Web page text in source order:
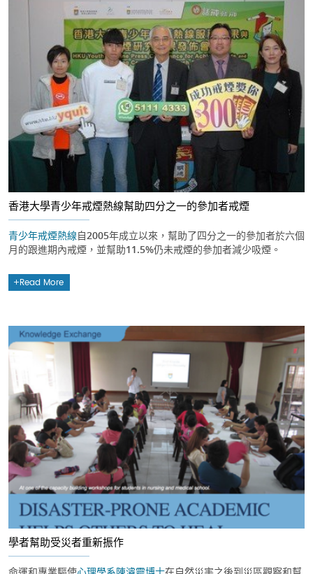
香港大學青少年戒煙熱線幫助四分之一的參加者戒煙
青少年戒煙熱線自2005年成立以來，幫助了四分之一的參加者於六個
月的跟進期內戒煙，並幫助11.5%仍未戒煙的參加者減少吸煙。
Read More
學者幫助受災者重新振作